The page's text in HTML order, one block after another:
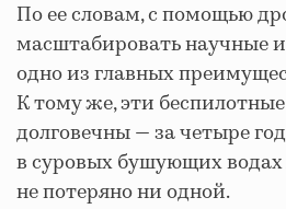
По ее словам, с помощью
масштабировать научные
одно из главных
К тому же, эти
долговечны — за четыре
в суровых бушующих
не потеряно ни одной.